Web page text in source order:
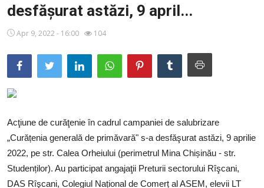
SERVICII SECTOR
ADMINISTRAŢIA
Transparența
Proiecte
Sectorul Rîșcani
Căutați pe Internet
desfăşurat astăzi, 9 april...
Apr 9, 2022 - 16:00 104
Acţiune de curăţenie în cadrul campaniei de salubrizare
„Curățenia generală de primăvară" s-a desfăşurat astăzi, 9 aprilie
2022, pe str. Calea Orheiului (perimetrul Mina Chișinău - str.
Studenților). Au participat angajaţii Preturii sectorului Rîşcani,
DAS Rîşcani, Colegiul Național de Comerț al ASEM, elevii LT